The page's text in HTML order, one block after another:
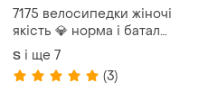
7175 велосипедки жіночі
якість 💎 норма і батал
шорти s-5xl 🌈 кольори з
біфлексу oysho ойшо
S і ще 7
(3)